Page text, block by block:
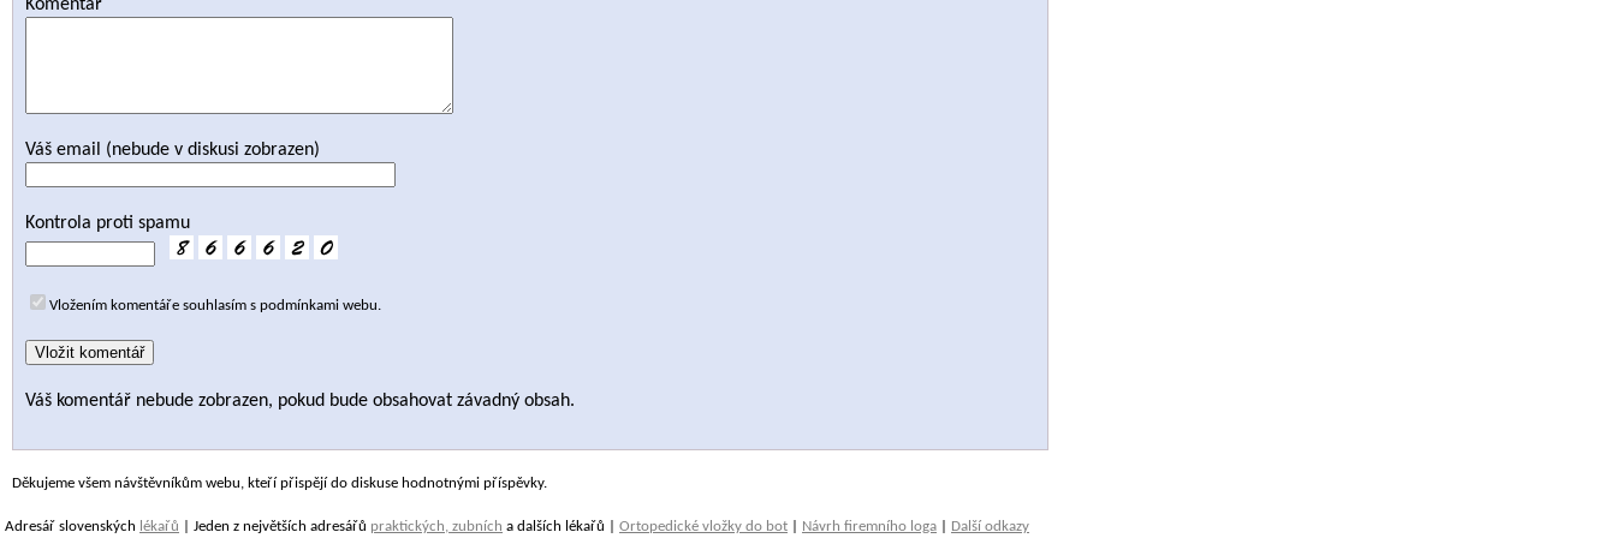
Komentář
Váš email (nebude v diskusi zobrazen)
Kontrola proti spamu
Vložením komentáře souhlasím s podmínkami webu.
Váš komentář nebude zobrazen, pokud bude obsahovat závadný obsah.
Děkujeme všem návštěvníkům webu, kteří přispějí do diskuse hodnotnými příspěvky.
Adresář slovenských lékařů | Jeden z největších adresářů praktických, zubních a dalších lékařů | Ortopedické vložky do bot Návrh firemního loga Další odkazy